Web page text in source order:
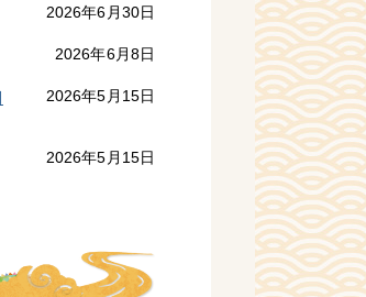
2026年6月30日
2026年6月8日
2026年5月15日
2026年5月15日